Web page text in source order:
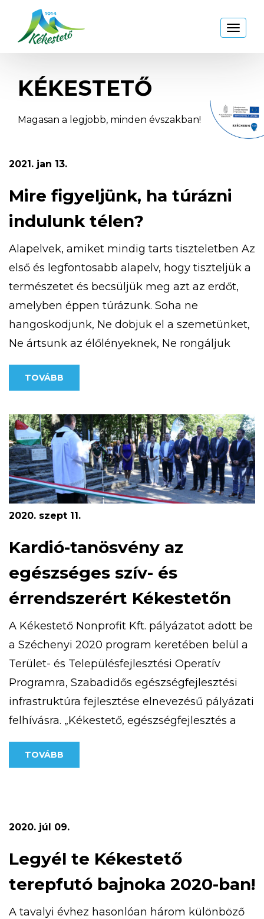
KÉKESTETŐ
Magasan a legjobb, minden évszakban!
2021. jan 13.
Mire figyeljünk, ha túrázni
indulunk télen?
Alapelvek, amiket mindig tarts tiszteletben Az
első és legfontosabb alapelv, hogy tiszteljük a
természetet és becsüljük meg azt az erdőt,
amelyben éppen túrázunk. Soha ne
hangoskodjunk, Ne dobjuk el a szemetünket,
Ne ártsunk az élőlényeknek, Ne rongáljuk
meg a mások által létrehozott erdei
objektumokat. Megfelelő felszerelés megléte
rövidebb túrát […]
TOVÁBB
2020. szept 11.
Kardió-tanösvény az
egészséges szív- és
érrendszerért Kékestetőn
A Kékestető Nonprofit Kft. pályázatot adott be
a Széchenyi 2020 program keretében belül a
Terület- és Településfejlesztési Operatív
Programra, Szabadidős egészségfejlesztési
infrastruktúra fejlesztése elnevezésű pályázati
felhívásra. „Kékestető, egészségfejlesztés a
csúcson” című projekttel 25 millió forint vissza
nem térítendő európai uniós támogatást
TOVÁBB
2020. júl 09.
Legyél te Kékestető
terepfutó bajnoka 2020-ban!
A tavalyi évhez hasonlóan három különböző